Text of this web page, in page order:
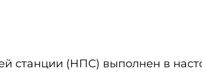
(НПС) выполнен в